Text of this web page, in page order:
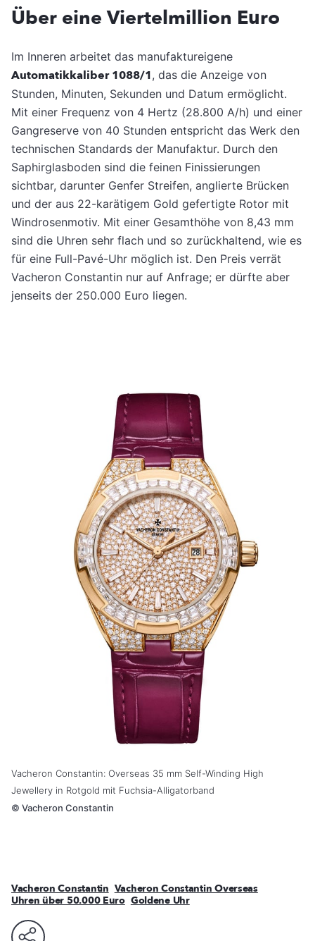
Über eine Viertelmillion Euro
Im Inneren arbeitet das manufaktureigene
Automatikkaliber 1088/1, das die Anzeige von
Stunden, Minuten, Sekunden und Datum ermöglicht.
Mit einer Frequenz von 4 Hertz (28.800 A/h) und einer
Gangreserve von 40 Stunden entspricht das Werk den
technischen Standards der Manufaktur. Durch den
Saphirglasboden sind die feinen Finissierungen
sichtbar, darunter Genfer Streifen, anglierte Brücken
und der aus 22-karätigem Gold gefertigte Rotor mit
Windrosenmotiv. Mit einer Gesamthöhe von 8,43 mm
sind die Uhren sehr flach und so zurückhaltend, wie es
für eine Full-Pavé-Uhr möglich ist. Den Preis verrät
Vacheron Constantin nur auf Anfrage; er dürfte aber
jenseits der 250.000 Euro liegen.
Vacheron Constantin: Overseas 35 mm Self-Winding High
Jewellery in Rotgold mit Fuchsia-Alligatorband
© Vacheron Constantin
Vacheron Constantin Vacheron Constantin Overseas
Uhren über 50.000 Euro Goldene Uhr